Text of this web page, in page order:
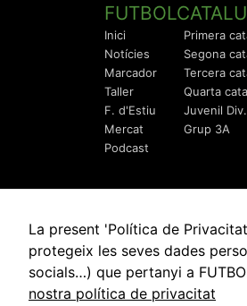
Inici
Notícies
Marcador
Taller
F. d'Estiu
Mercat
Podcast
Primera
Segona
Tercera
Quarta
Juvenil
Grup 3A
© 2010 - 2026
La present 'Política de
protegeix les seves dades
socials…) que pertanyi a
nostra política de privacitat